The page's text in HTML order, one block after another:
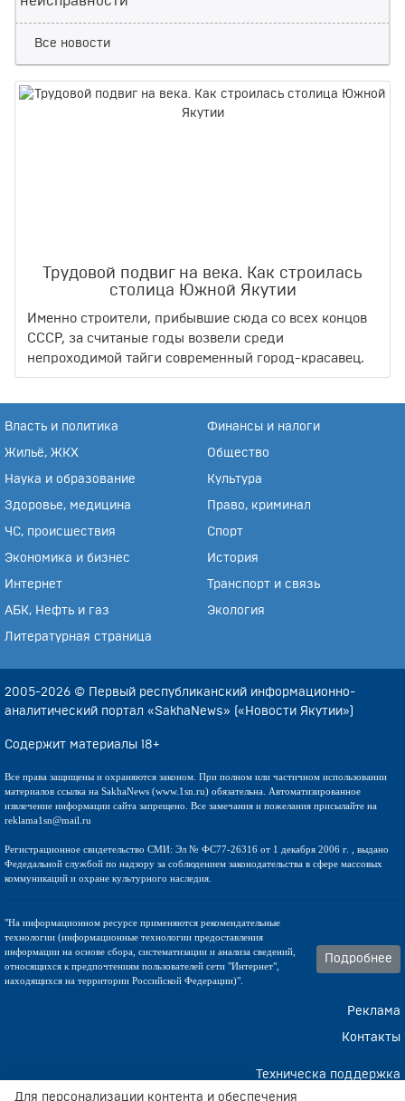
Все новости
Трудовой подвиг на века. Как строилась
столица Южной Якутии
Именно строители, прибывшие сюда со всех концов
СССР, за считаные годы возвели среди
непроходимой тайги современный город-красавец.
Власть и политика Финансы и налоги
Жильё, ЖКХ Общество
Наука и образование Культура
Здоровье, медицина Право, криминал
ЧС, происшествия Спорт
Экономика и бизнес История
Интернет Транспорт и связь
АБК, Нефть и газ Экология
Литературная страница
2005-2026 © Первый республиканский информационно-
аналитический портал «SakhaNews» («Новости Якутии»)
Содержит материалы 18+
Все права защищены и охраняются законом. При полном или частичном использовании
материалов ссылка на SakhaNews (www.1sn.ru) обязательна. Автоматизированное
извлечение информации сайта запрещено. Все замечания и пожелания присылайте на
reklama1sn@mail.ru
Регистрационное свидетельство СМИ: Эл № ФС77-26316 от 1 декабря 2006 г. , выдано
Федедальной службой по надзору за соблюдением законодательства в сфере массовых
коммуникаций и охране культурного наследия.
"На информационном ресурсе применяются рекомендательные
технологии (информационные технологии предоставления
информации на основе сбора, систематизации и анализа сведений,
относящихся к предпочтениям пользователей сети "Интернет",
находящихся на территории Российской Федерации)".
Подробнее
Реклама
Контакты
Техническа поддержка
Для персонализации контента и обеспечения